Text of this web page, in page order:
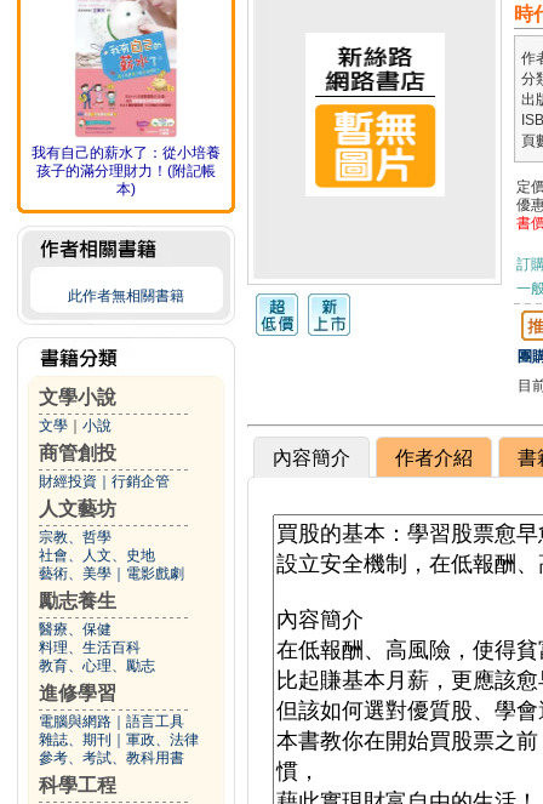
我有自己的薪水了：從小培養
孩子的滿分理財力！(附記帳
本)
此作者無相關書籍
文學小說
文學 小說
商管創投
財經投資 行銷企管
人文藝坊
宗教、哲學
社會、人文、史地
藝術、美學
電影戲劇
勵志養生
醫療、保健
料理、生活百科
教育、心理、勵志
進修學習
電腦與網路
語言工具
雜誌、期刊
軍政、法律
參考、考試、教科用書
科學工程
時
作
分
出
頁
定
優
書
訂
一
團
目
內容簡介 作者介紹 書